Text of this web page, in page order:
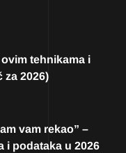
tehnikama i
za 2026)
vam rekao” –
i podataka u 2026